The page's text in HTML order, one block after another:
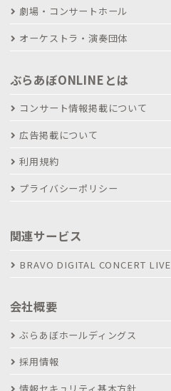
劇場・コンサートホール
オーケストラ・演奏団体
ぶらあぼONLINEとは
コンサート情報掲載について
広告掲載について
利用規約
プライバシーポリシー
関連サービス
BRAVO DIGITAL CONCERT LIVE
会社概要
ぶらあぼホールディングス
採用情報